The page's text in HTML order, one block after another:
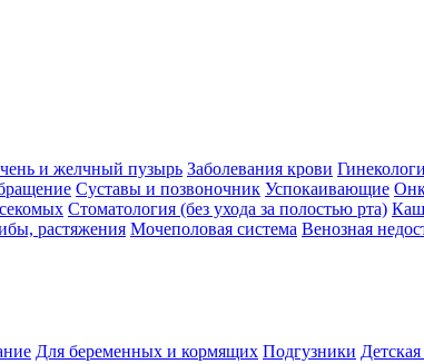
и желчный пузырь Заболевания крови
Суставы и позвоночник Успокаивающие
Стоматология (без ухода за полостью рта)
растяжения Мочеполовая система Венозная
Для беременных и кормящих Подгузники